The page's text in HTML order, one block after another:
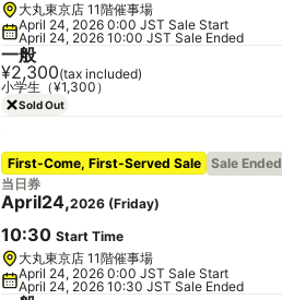
大丸東京店 11階催事場
April 24, 2026 0:00 JST Sale Start
April 24, 2026 10:00 JST Sale Ended
一般
¥2,300(tax included)
小学生（¥1,300）
Sold Out
First-Come, First-Served Sale Sale Ended
当日券
April24,2026 (Friday)
10:30 Start Time
大丸東京店 11階催事場
April 24, 2026 0:00 JST Sale Start
April 24, 2026 10:30 JST Sale Ended